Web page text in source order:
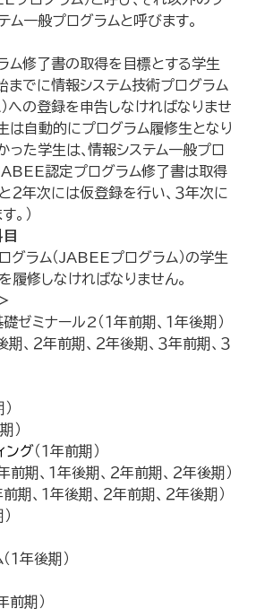
ム一般プログラムと呼びます。
ム修了書の取得を目標とする学生
までに情報システム技術プログラム
への登録を申告しなければなりませ
は自動的にプログラム履修生となり
った学生は､情報システム一般プロ
認定プログラム修了書は取得
と２年次には仮登録を行い、３年次に
。）
グラム（JABEEプログラム）の学生
履修しなければなりません｡
ゼミナール2（１年前期、１年後期）
期、２年前期、２年後期、３年前期、３
）
ング（１年前期）
期、１年後期、２年前期、２年後期）
期、１年後期、２年前期、２年後期）
１年後期）
前期）